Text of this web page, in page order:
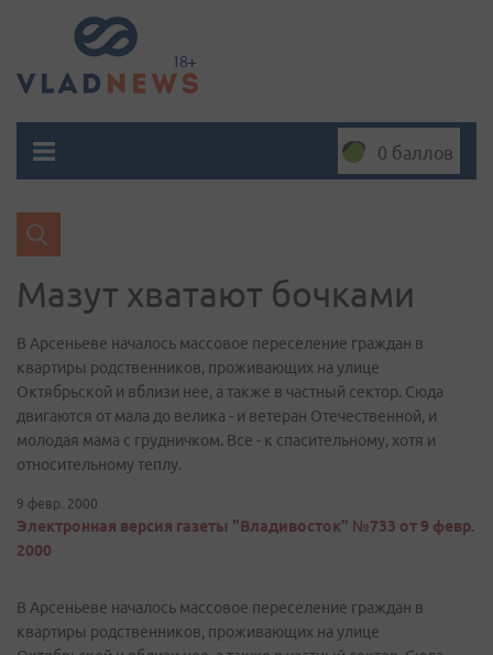
0 баллов
Мазут хватают бочками
В Арсеньеве началось массовое переселение граждан в
квартиры родственников, проживающих на улице
Октябрьской и вблизи нее, а также в частный сектор. Сюда
двигаются от мала до велика - и ветеран Отечественной, и
молодая мама с грудничком. Все - к спасительному, хотя и
относительному теплу.
9 февр. 2000
Электронная версия газеты "Владивосток" №733 от 9 февр.
2000
В Арсеньеве началось массовое переселение граждан в
квартиры родственников, проживающих на улице